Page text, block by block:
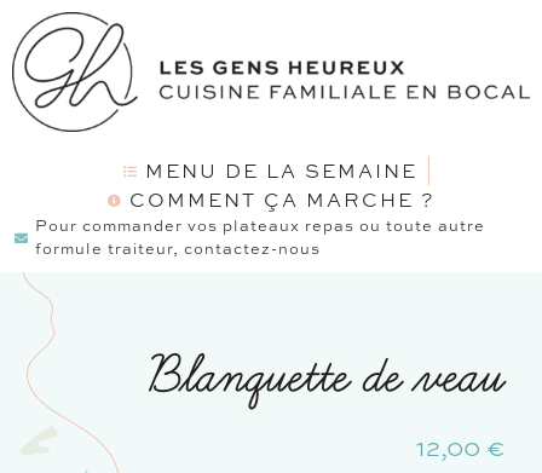
MENU DE LA SEMAINE
COMMENT ÇA MARCHE ?
Pour commander vos plateaux repas ou toute autre
formule traiteur, contactez-nous
Blanquette de veau
12,00 €